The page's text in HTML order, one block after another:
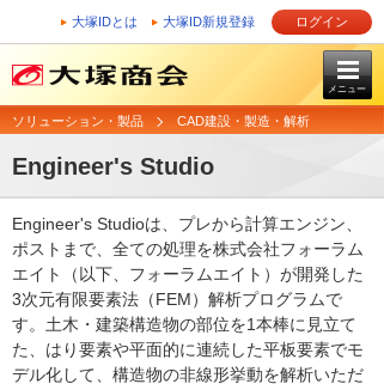
大塚IDとは 大塚ID新規登録 ログイン
メニュー
ソリューション・製品 CAD建設・製造・解析
Engineer's Studio
Engineer's Studioは、プレから計算エンジン、
ポストまで、全ての処理を株式会社フォーラム
エイト（以下、フォーラムエイト）が開発した
3次元有限要素法（FEM）解析プログラムで
す。土木・建築構造物の部位を1本棒に見立て
た、はり要素や平面的に連続した平板要素でモ
デル化して、構造物の非線形挙動を解析いただ